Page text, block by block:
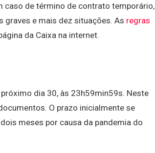
caso de término de contrato temporário,
graves e mais dez situações. As regras
da Caixa na internet.
dia 30, às 23h59min59s. Neste
O prazo inicialmente se
meses por causa da pandemia do